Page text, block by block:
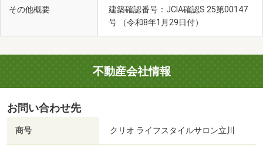
その他概要
建築確認番号：JCIA確認S 25第00147
号 （令和8年1月29日付）
不動産会社情報
お問い合わせ先
商号 クリオ ライフスタイルサロン立川